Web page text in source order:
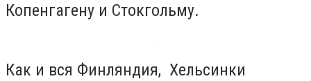
Копенгагену и Стокгольму.
Как и вся Финляндия, Хельсинки